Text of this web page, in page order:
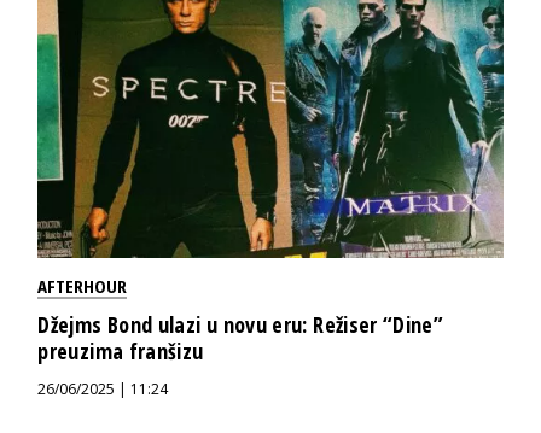
AFTERHOUR
Džejms Bond ulazi u novu eru: Režiser “Dine”
preuzima franšizu
26/06/2025 | 11:24